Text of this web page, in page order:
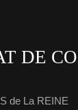
DE
de La REINE